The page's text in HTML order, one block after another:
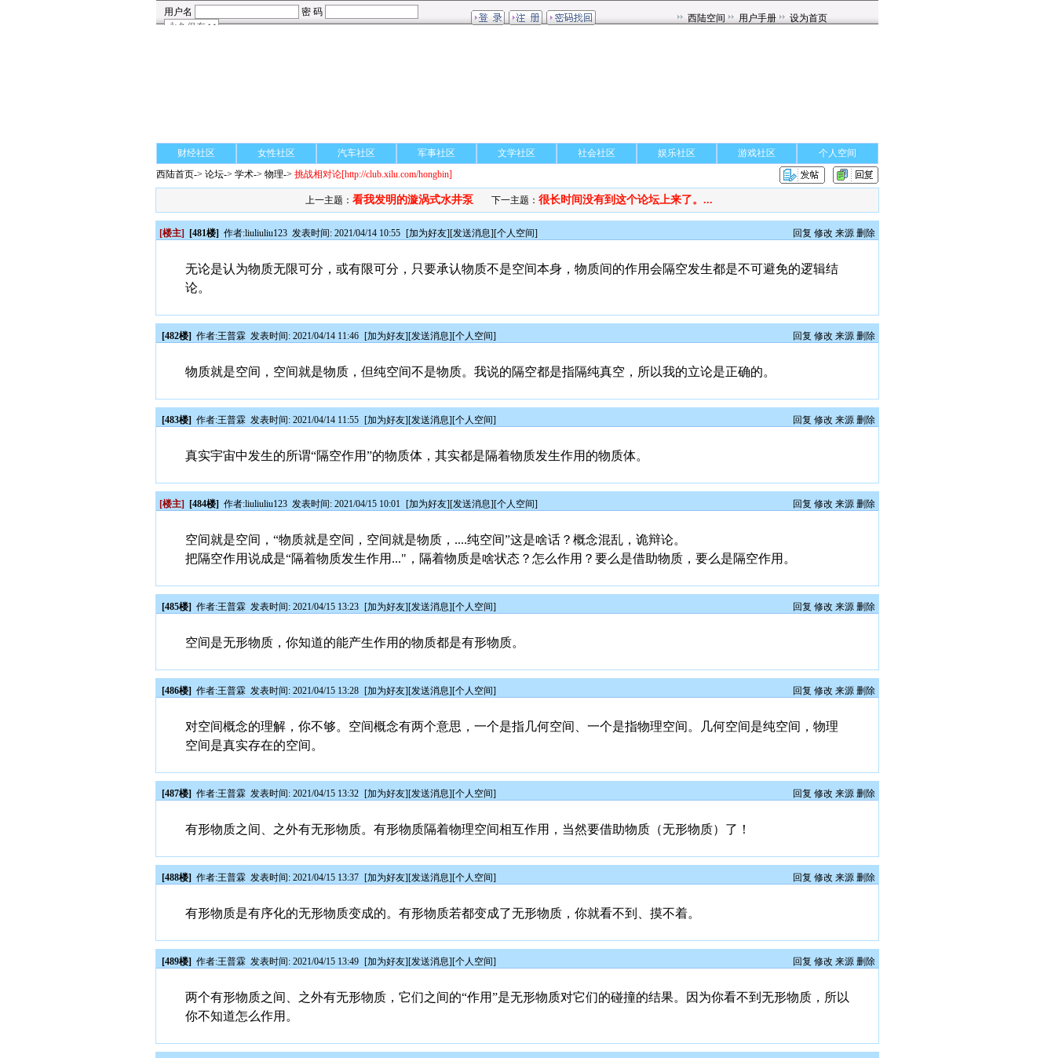
财经社区 女性社区 汽车社区 军事社区 文学社区 社会社区 娱乐社区 游戏社区
个人空间
西陆首页-> 论坛-> 学术-> 物理-> 挑战相对论[http://club.xilu.com/hongbin]
上一主题：看我发明的漩涡式水井泵 下一主题：很长时间没有到这个论坛上来了。...
[楼主] [481楼] 作者:liuliuliu123 发表时间: 2021/04/14 10:55 [加为好友][发送消息][个人空间] 回复 修改 来源 删除
无论是认为物质无限可分，或有限可分，只要承认物质不是空间本身，物质间的作用会隔空发生都是不可避免的逻辑结
论。
[482楼] 作者:王普霖 发表时间: 2021/04/14 11:46 [加为好友][发送消息][个人空间] 回复 修改 来源 删除
物质就是空间，空间就是物质，但纯空间不是物质。我说的隔空都是指隔纯真空，所以我的立论是正确的。
[483楼] 作者:王普霖 发表时间: 2021/04/14 11:55 [加为好友][发送消息][个人空间] 回复 修改 来源 删除
真实宇宙中发生的所谓“隔空作用”的物质体，其实都是隔着物质发生作用的物质体。
[楼主] [484楼] 作者:liuliuliu123 发表时间: 2021/04/15 10:01 [加为好友][发送消息][个人空间] 回复 修改 来源 删除
空间就是空间，“物质就是空间，空间就是物质，....纯空间”这是啥话？概念混乱，诡辩论。
把隔空作用说成是“隔着物质发生作用..."，隔着物质是啥状态？怎么作用？要么是借助物质，要么是隔空作用。
[485楼] 作者:王普霖 发表时间: 2021/04/15 13:23 [加为好友][发送消息][个人空间] 回复 修改 来源 删除
空间是无形物质，你知道的能产生作用的物质都是有形物质。
[486楼] 作者:王普霖 发表时间: 2021/04/15 13:28 [加为好友][发送消息][个人空间] 回复 修改 来源 删除
对空间概念的理解，你不够。空间概念有两个意思，一个是指几何空间、一个是指物理空间。几何空间是纯空间，物理
空间是真实存在的空间。
[487楼] 作者:王普霖 发表时间: 2021/04/15 13:32 [加为好友][发送消息][个人空间] 回复 修改 来源 删除
有形物质之间、之外有无形物质。有形物质隔着物理空间相互作用，当然要借助物质（无形物质）了！
[488楼] 作者:王普霖 发表时间: 2021/04/15 13:37 [加为好友][发送消息][个人空间] 回复 修改 来源 删除
有形物质是有序化的无形物质变成的。有形物质若都变成了无形物质，你就看不到、摸不着。
[489楼] 作者:王普霖 发表时间: 2021/04/15 13:49 [加为好友][发送消息][个人空间] 回复 修改 来源 删除
两个有形物质之间、之外有无形物质，它们之间的“作用”是无形物质对它们的碰撞的结果。因为你看不到无形物质，所以
你不知道怎么作用。